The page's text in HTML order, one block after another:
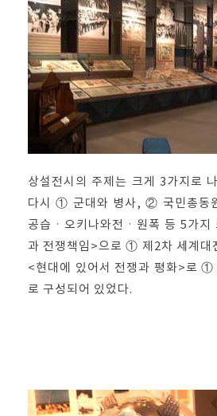
상설전시의 주제는 크게 3가지로
다시 ① 군대와 병사, ② 국민총
공습ㆍ오키나와전ㆍ원폭 등 5가
과 전쟁책임>으로 ① 제2차 세계
<현대에 있어서 전쟁과 평화>로
로 구성되어 있었다.